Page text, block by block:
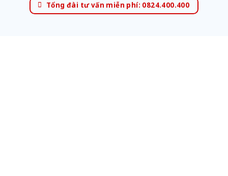
Tổng đài tư vấn miễn phí: 0824.400.400